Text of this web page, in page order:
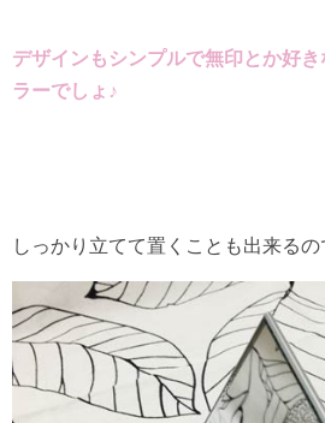
デザインもシンプルで無印とか好
ラーでしょ♪
しっかり立てて置くことも出来る